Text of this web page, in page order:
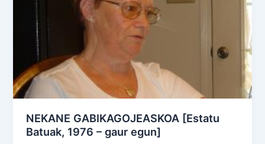
NEKANE GABIKAGOJEASKOA [Estatu
Batuak, 1976 – gaur egun]